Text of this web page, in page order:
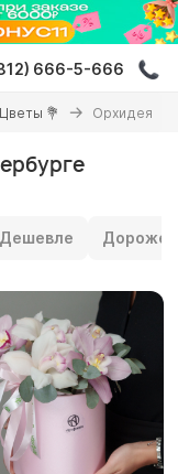
666-5-666
Цветы 💐 Орхидея
Дешевле Дороже